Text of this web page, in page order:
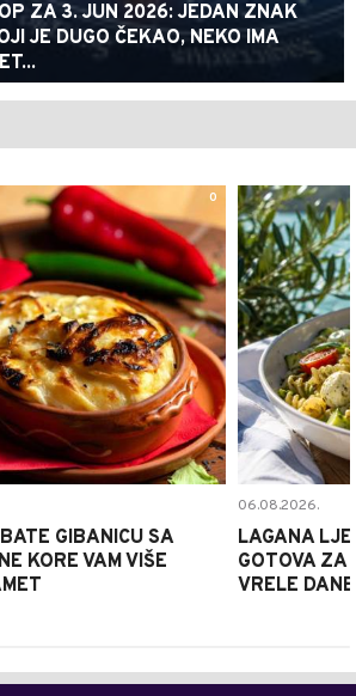
ZA 3. JUN 2026: JEDAN ZNAK
JE DUGO ČEKAO, NEKO IMA
0
GIBANICU SA
KORE VAM VIŠE
06.08.2026.
LAGANA
GOTOVA ZA
VRELE DANE